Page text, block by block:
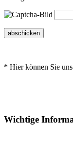
abschicken
* Hier können Sie
Wichtige